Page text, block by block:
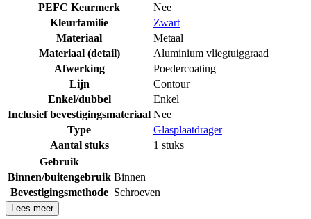
PEFC Keurmerk
Nee
Kleurfamilie
Zwart
Materiaal
Metaal
Materiaal (detail)
Aluminium vliegtuiggraad
Afwerking
Poedercoating
Lijn
Contour
Enkel/dubbel
Enkel
Inclusief bevestigingsmateriaal Nee
Type
Glasplaatdrager
Aantal stuks
1 stuks
Gebruik
Binnen/buitengebruik Binnen
Bevestigingsmethode Schroeven
Lees meer